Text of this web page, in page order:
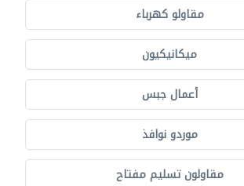
مقاولو كهرباء
ميكانيكيون
أعمال جبس
موردو نوافذ
مقاولون تسليم مفتاح